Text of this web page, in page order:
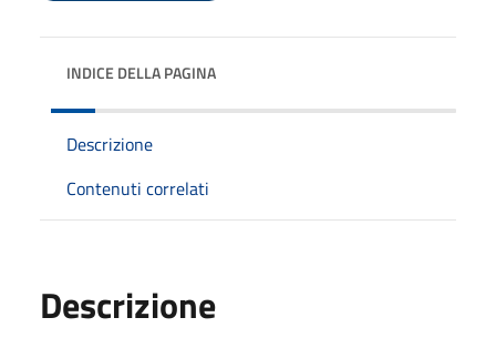
INDICE DELLA PAGINA
Descrizione
Contenuti correlati
Descrizione